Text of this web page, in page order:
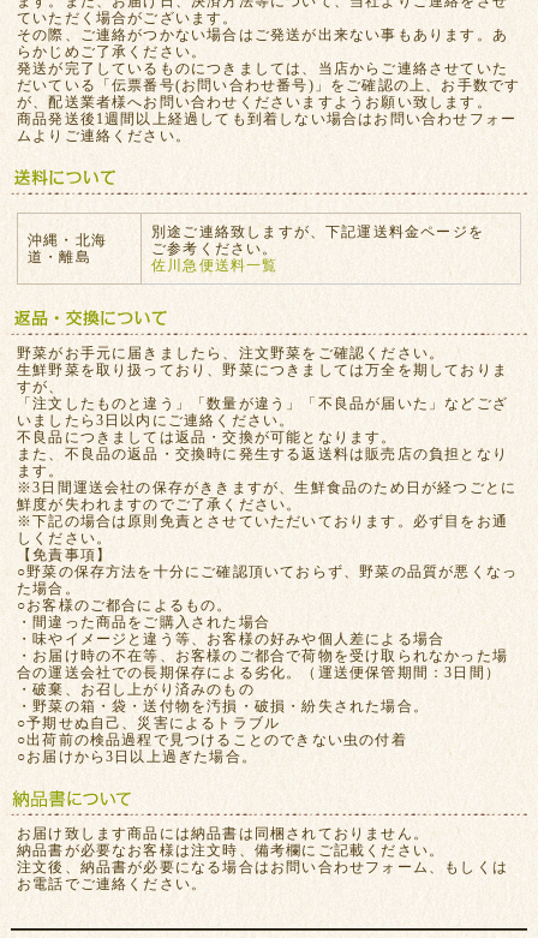
ていただく場合がございます。
その際、ご連絡がつかない場合はご発送が出来ない事もあります。あ
らかじめご了承ください。
発送が完了しているものにつきましては、当店からご連絡させていた
だいている「伝票番号(お問い合わせ番号)」をご確認の上、お手数です
が、配送業者様へお問い合わせくださいますようお願い致します。
商品発送後1週間以上経過しても到着しない場合はお問い合わせフォー
ムよりご連絡ください。
沖縄・北海
道・離島
別途ご連絡致しますが、下記運送料金ページを
ご参考ください。
佐川急便送料一覧
野菜がお手元に届きましたら、注文野菜をご確認ください。
生鮮野菜を取り扱っており、野菜につきましては万全を期しておりま
すが、
「注文したものと違う」「数量が違う」「不良品が届いた」などござ
いましたら3日以内にご連絡ください。
不良品につきましては返品・交換が可能となります。
また、不良品の返品・交換時に発生する返送料は販売店の負担となり
ます。
※3日間運送会社の保存がききますが、生鮮食品のため日が経つごとに
鮮度が失われますのでご了承ください。
※下記の場合は原則免責とさせていただいております。必ず目をお通
しください。
【免責事項】
○野菜の保存方法を十分にご確認頂いておらず、野菜の品質が悪くなっ
た場合。
○お客様のご都合によるもの。
・間違った商品をご購入された場合
・味やイメージと違う等、お客様の好みや個人差による場合
・お届け時の不在等、お客様のご都合で荷物を受け取られなかった場
合の運送会社での長期保存による劣化。（運送便保管期間：3日間）
・破棄、お召し上がり済みのもの
・野菜の箱・袋・送付物を汚損・破損・紛失された場合。
○予期せぬ自己、災害によるトラブル
○出荷前の検品過程で見つけることのできない虫の付着
○お届けから3日以上過ぎた場合。
お届け致します商品には納品書は同梱されておりません。
納品書が必要なお客様は注文時、備考欄にご記載ください。
注文後、納品書が必要になる場合はお問い合わせフォーム、もしくは
お電話でご連絡ください。